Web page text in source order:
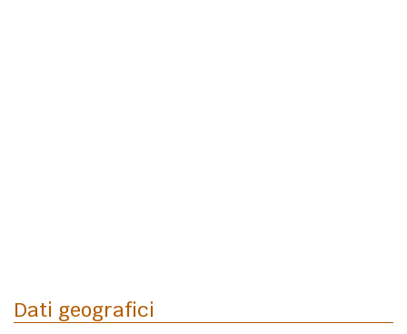
Dati geografici